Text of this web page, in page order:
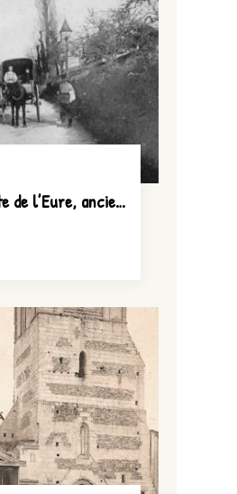
Damps (les) – La route de l’Eure, ancien chemin de halage